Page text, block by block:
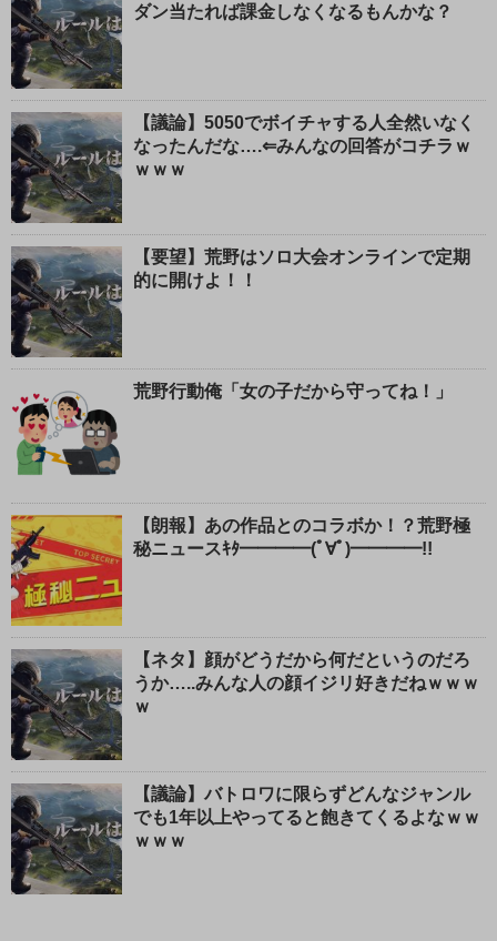
ダン当たれば課金しなくなるもんかな？
【議論】5050でボイチャする人全然いなく
なったんだな….⇐みんなの回答がコチラｗ
ｗｗｗ
【要望】荒野はソロ大会オンラインで定期
的に開けよ！！
荒野行動俺「女の子だから守ってね！」
【朗報】あの作品とのコラボか！？荒野極
秘ニュースｷﾀ━━━━(ﾟ∀ﾟ)━━━━!!
【ネタ】顔がどうだから何だというのだろ
うか…..みんな人の顔イジリ好きだねｗｗｗ
ｗ
【議論】バトロワに限らずどんなジャンル
でも1年以上やってると飽きてくるよなｗｗ
ｗｗｗ